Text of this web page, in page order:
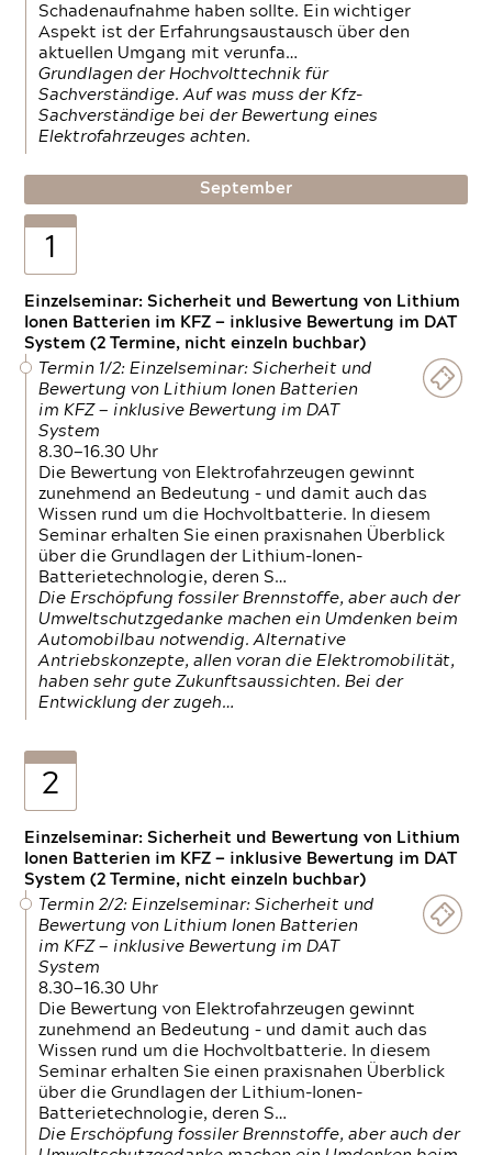
Schadenaufnahme haben sollte. Ein wichtiger
Aspekt ist der Erfahrungsaustausch über den
aktuellen Umgang mit verunfa…
Grundlagen der Hochvolttechnik für
Sachverständige. Auf was muss der Kfz-
Sachverständige bei der Bewertung eines
Elektrofahrzeuges achten.
September
1
Einzelseminar: Sicherheit und Bewertung von Lithium
Ionen Batterien im KFZ — inklusive Bewertung im DAT
System (2 Termine, nicht einzeln buchbar)
Termin 1/2: Einzelseminar: Sicherheit und
Bewertung von Lithium Ionen Batterien
im KFZ — inklusive Bewertung im DAT
System
8.30—16.30 Uhr
Die Bewertung von Elektrofahrzeugen gewinnt
zunehmend an Bedeutung – und damit auch das
Wissen rund um die Hochvoltbatterie. In diesem
Seminar erhalten Sie einen praxisnahen Überblick
über die Grundlagen der Lithium-Ionen-
Batterietechnologie, deren S…
Die Erschöpfung fossiler Brennstoffe, aber auch der
Umweltschutzgedanke machen ein Umdenken beim
Automobilbau notwendig. Alternative
Antriebskonzepte, allen voran die Elektromobilität,
haben sehr gute Zukunftsaussichten. Bei der
Entwicklung der zugeh…
2
Einzelseminar: Sicherheit und Bewertung von Lithium
Ionen Batterien im KFZ — inklusive Bewertung im DAT
System (2 Termine, nicht einzeln buchbar)
Termin 2/2: Einzelseminar: Sicherheit und
Bewertung von Lithium Ionen Batterien
im KFZ — inklusive Bewertung im DAT
System
8.30—16.30 Uhr
Die Bewertung von Elektrofahrzeugen gewinnt
zunehmend an Bedeutung – und damit auch das
Wissen rund um die Hochvoltbatterie. In diesem
Seminar erhalten Sie einen praxisnahen Überblick
über die Grundlagen der Lithium-Ionen-
Batterietechnologie, deren S…
Die Erschöpfung fossiler Brennstoffe, aber auch der